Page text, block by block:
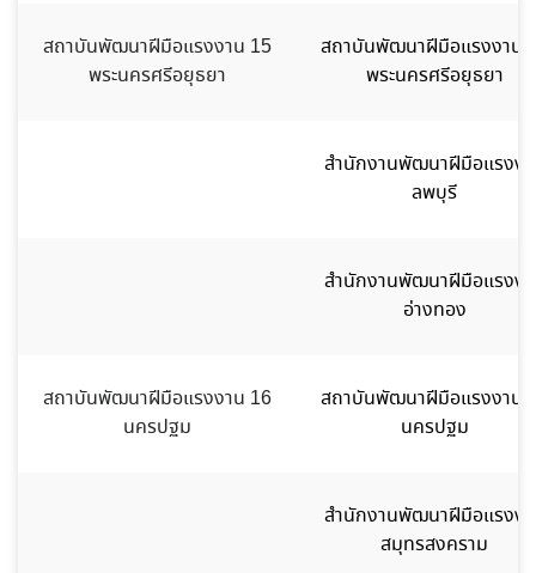
สถาบันพัฒนาฝีมือแรงงาน 15
พระนครศรีอยุธยา
สถาบันพัฒนาฝีมือแรงงาน
พระนครศรีอยุธยา
สำนักงานพัฒนาฝีมือแรงง
ลพบุรี
สำนักงานพัฒนาฝีมือแรงง
อ่างทอง
สถาบันพัฒนาฝีมือแรงงาน 16
นครปฐม
สถาบันพัฒนาฝีมือแรงงาน
นครปฐม
สำนักงานพัฒนาฝีมือแรงง
สมุทรสงคราม